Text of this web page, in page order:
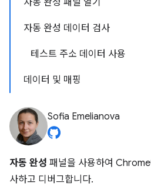
자동 완성 패널 열기
자동 완성 데이터 검사
테스트 주소 데이터 사용
데이터 및 매핑
Sofia Emelianova
자동 완성 패널을 사용하여
사하고 디버그합니다.